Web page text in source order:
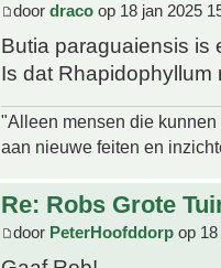
door draco op 18 jan 2025
Butia paraguaiensis is
Is dat
"Alleen mensen die
aan nieuwe feiten en
Re: Robs Grote
door PeterHoofddorp op